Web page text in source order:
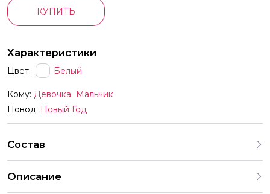
КУПИТЬ
Характеристики
Цвет: Белый
Кому: Девочка
Мальчик
Повод: Новый Год
Состав
Описание